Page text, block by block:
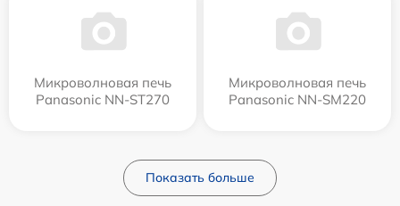
Микроволновая печь
Panasonic NN-ST270
Микроволновая печь
Panasonic NN-SM220
Показать больше